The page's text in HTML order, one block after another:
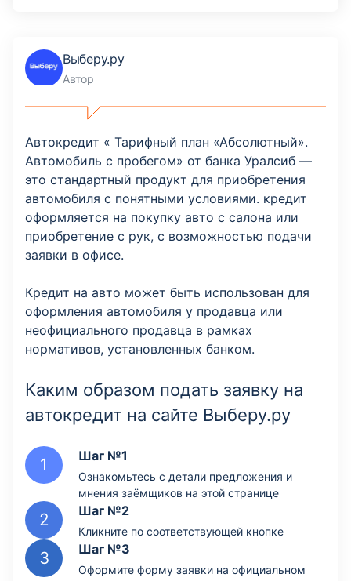
Выберу.ру
Автор
Автокредит « Тарифный план «Абсолютный».
Автомобиль с пробегом» от банка Уралсиб —
это стандартный продукт для приобретения
автомобиля с понятными условиями. кредит
оформляется на покупку авто с салона или
приобретение с рук, с возможностью подачи
заявки в офисе.
Кредит на авто может быть использован для
оформления автомобиля у продавца или
неофициального продавца в рамках
нормативов, установленных банком.
Каким образом подать заявку на
автокредит на сайте Выберу.ру
Шаг №1
Ознакомьтесь с детали предложения и
мнения заёмщиков на этой странице
Шаг №2
Кликните по соответствующей кнопке
Шаг №3
Оформите форму заявки на официальном